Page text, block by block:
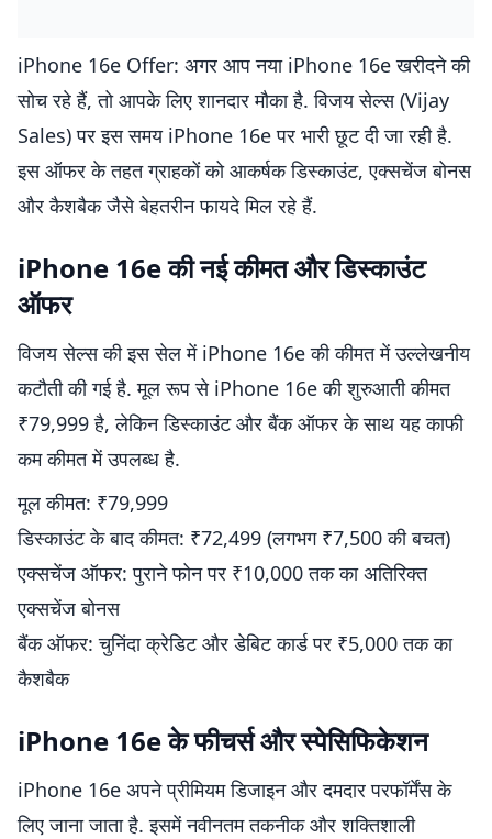
iPhone 16e Offer: अगर आप नया iPhone 16e खरीदने की
सोच रहे हैं, तो आपके लिए शानदार मौका है. विजय सेल्स (Vijay
Sales) पर इस समय iPhone 16e पर भारी छूट दी जा रही है.
इस ऑफर के तहत ग्राहकों को आकर्षक डिस्काउंट, एक्सचेंज बोनस
और कैशबैक जैसे बेहतरीन फायदे मिल रहे हैं.
iPhone 16e की नई कीमत और डिस्काउंट
ऑफर
विजय सेल्स की इस सेल में iPhone 16e की कीमत में उल्लेखनीय
कटौती की गई है. मूल रूप से iPhone 16e की शुरुआती कीमत
₹79,999 है, लेकिन डिस्काउंट और बैंक ऑफर के साथ यह काफी
कम कीमत में उपलब्ध है.
मूल कीमत: ₹79,999
डिस्काउंट के बाद कीमत: ₹72,499 (लगभग ₹7,500 की बचत)
एक्सचेंज ऑफर: पुराने फोन पर ₹10,000 तक का अतिरिक्त
एक्सचेंज बोनस
बैंक ऑफर: चुनिंदा क्रेडिट और डेबिट कार्ड पर ₹5,000 तक का
कैशबैक
iPhone 16e के फीचर्स और स्पेसिफिकेशन
iPhone 16e अपने प्रीमियम डिजाइन और दमदार परफॉर्मेंस के
लिए जाना जाता है. इसमें नवीनतम तकनीक और शक्तिशाली